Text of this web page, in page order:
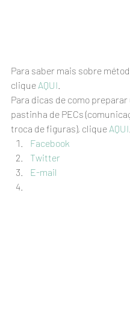
Para saber mais sobre
clique AQUI
Para dicas de como preparar
pastinha de PECs
troca de figuras), clique AQUI
Facebook
Twitter
E-mail